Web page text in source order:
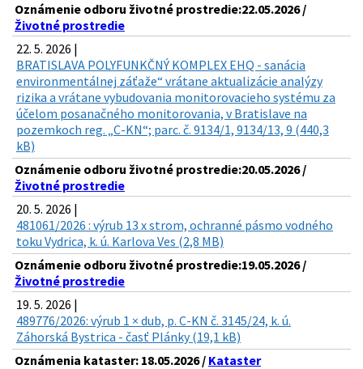
Oznámenie odboru životné prostredie:22.05.2026 /
Životné prostredie
22. 5. 2026 |
BRATISLAVA POLYFUNKČNÝ KOMPLEX EHQ - sanácia
environmentálnej záťaže“ vrátane aktualizácie analýzy
rizika a vrátane vybudovania monitorovacieho systému za
účelom posanačného monitorovania, v Bratislave na
pozemkoch reg. „C-KN“; parc. č. 9134/1, 9134/13, 9 (440,3
kB)
Oznámenie odboru životné prostredie:20.05.2026 /
Životné prostredie
20. 5. 2026 |
481061/2026 : výrub 13 x strom, ochranné pásmo vodného
toku Vydrica, k. ú. Karlova Ves (2,8 MB)
Oznámenie odboru životné prostredie:19.05.2026 /
Životné prostredie
19. 5. 2026 |
489776/2026: výrub 1 × dub, p. C-KN č. 3145/24, k. ú.
Záhorská Bystrica - časť Plánky (19,1 kB)
Oznámenia kataster: 18.05.2026 / Kataster